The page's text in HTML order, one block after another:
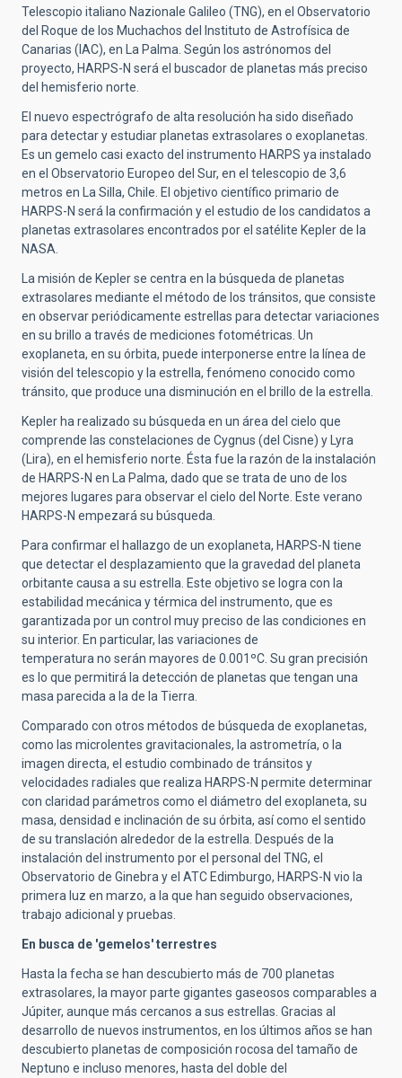
Telescopio italiano Nazionale Galileo (TNG), en el Observatorio
del Roque de los Muchachos del Instituto de Astrofísica de
Canarias (IAC), en La Palma. Según los astrónomos del
proyecto, HARPS-N será el buscador de planetas más preciso
del hemisferio norte.
El nuevo espectrógrafo de alta resolución ha sido diseñado
para detectar y estudiar planetas extrasolares o exoplanetas.
Es un gemelo casi exacto del instrumento HARPS ya instalado
en el Observatorio Europeo del Sur, en el telescopio de 3,6
metros en La Silla, Chile. El objetivo científico primario de
HARPS-N será la confirmación y el estudio de los candidatos a
planetas extrasolares encontrados por el satélite Kepler de la
NASA.
La misión de Kepler se centra en la búsqueda de planetas
extrasolares mediante el método de los tránsitos, que consiste
en observar periódicamente estrellas para detectar variaciones
en su brillo a través de mediciones fotométricas. Un
exoplaneta, en su órbita, puede interponerse entre la línea de
visión del telescopio y la estrella, fenómeno conocido como
tránsito, que produce una disminución en el brillo de la estrella.
Kepler ha realizado su búsqueda en un área del cielo que
comprende las constelaciones de Cygnus (del Cisne) y Lyra
(Lira), en el hemisferio norte. Ésta fue la razón de la instalación
de HARPS-N en La Palma, dado que se trata de uno de los
mejores lugares para observar el cielo del Norte. Este verano
HARPS-N empezará su búsqueda.
Para confirmar el hallazgo de un exoplaneta, HARPS-N tiene
que detectar el desplazamiento que la gravedad del planeta
orbitante causa a su estrella. Este objetivo se logra con la
estabilidad mecánica y térmica del instrumento, que es
garantizada por un control muy preciso de las condiciones en
su interior. En particular, las variaciones de
temperatura no serán mayores de 0.001ºC. Su gran precisión
es lo que permitirá la detección de planetas que tengan una
masa parecida a la de la Tierra.
Comparado con otros métodos de búsqueda de exoplanetas,
como las microlentes gravitacionales, la astrometría, o la
imagen directa, el estudio combinado de tránsitos y
velocidades radiales que realiza HARPS-N permite determinar
con claridad parámetros como el diámetro del exoplaneta, su
masa, densidad e inclinación de su órbita, así como el sentido
de su translación alrededor de la estrella. Después de la
instalación del instrumento por el personal del TNG, el
Observatorio de Ginebra y el ATC Edimburgo, HARPS-N vio la
primera luz en marzo, a la que han seguido observaciones,
trabajo adicional y pruebas.
En busca de 'gemelos' terrestres
Hasta la fecha se han descubierto más de 700 planetas
extrasolares, la mayor parte gigantes gaseosos comparables a
Júpiter, aunque más cercanos a sus estrellas. Gracias al
desarrollo de nuevos instrumentos, en los últimos años se han
descubierto planetas de composición rocosa del tamaño de
Neptuno e incluso menores, hasta del doble del